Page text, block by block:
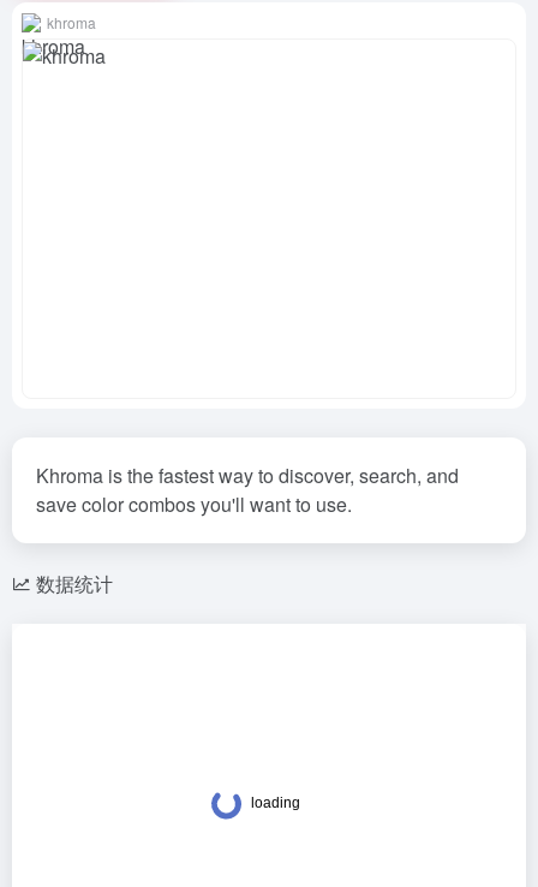
khroma
Khroma is the fastest way to discover, search, and
save color combos you'll want to use.
数据统计